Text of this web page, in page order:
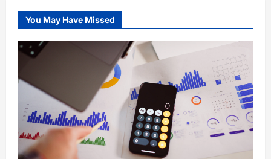
You May Have Missed